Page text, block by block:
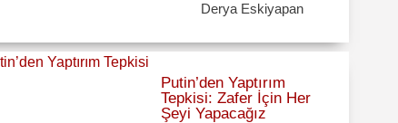
Derya Eskiyapan
Putin’den Yaptırım
Tepkisi: Zafer İçin Her
Şeyi Yapacağız